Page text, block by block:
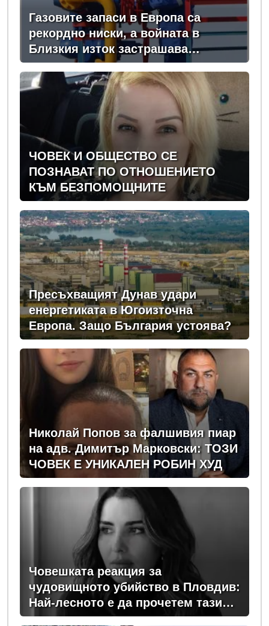
Газовите запаси в Европа са
рекордно ниски, а войната в
Близкия изток застрашава
зимните доставки
ЧОВЕК И ОБЩЕСТВО СЕ
ПОЗНАВАТ ПО ОТНОШЕНИЕТО
КЪМ БЕЗПОМОЩНИТЕ
Пресъхващият Дунав удари
енергетиката в Югоизточна
Европа. Защо България устоява?
Николай Попов за фалшивия пиар
на адв. Димитър Марковски: ТОЗИ
ЧОВЕК Е УНИКАЛЕН РОБИН ХУД
Човешката реакция за
чудовищното убийство в Пловдив:
Най-лесното е да прочетем тази
история и да си кажем "Това са